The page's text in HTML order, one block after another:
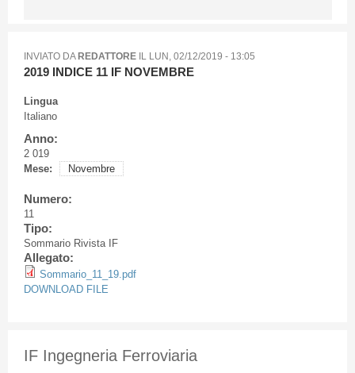
INVIATO DAREDATTOREIL LUN, 02/12/2019 - 13:05
2019 INDICE 11 IF NOVEMBRE
Lingua
Italiano
Anno:
2 019
Mese:
Novembre
Numero:
11
Tipo:
Sommario Rivista IF
Allegato:
Sommario_11_19.pdf
DOWNLOAD FILE
IF Ingegneria Ferroviaria